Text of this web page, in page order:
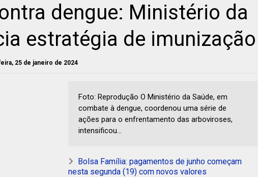
dengue: Ministério da
estratégia de imunização
25 de janeiro de 2024
Foto: Reprodução O Ministério da Saúde, em
combate à dengue, coordenou uma série de
ações para o enfrentamento das arboviroses,
intensificou...
Bolsa Família: pagamentos de junho começam
nesta segunda (19) com novos valores